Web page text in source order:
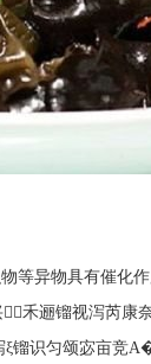
等异物具有催化
禾逦镏视泻芮康
ξ镏识匀颂宓亩竞